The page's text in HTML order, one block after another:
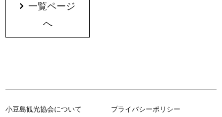
一覧ページ
へ
小豆島観光協会について プライバシーポリシー